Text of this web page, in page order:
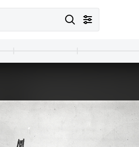
1913 ·
Árva vára.